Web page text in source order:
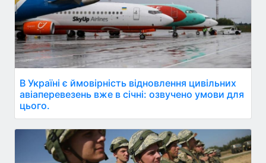
В Україні є ймовірність відновлення цивільних
авіаперевезень вже в січні: озвучено умови для
цього.